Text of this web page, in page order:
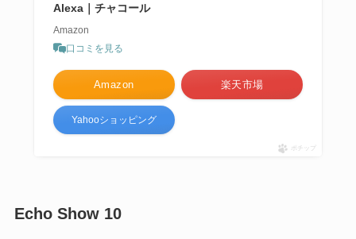
Alexa｜チャコール
Amazon
口コミを見る
Amazon 楽天市場
Yahooショッピング
ポチップ
Echo Show 10